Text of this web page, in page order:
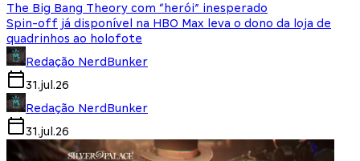
The Big Bang Theory com “herói” inesperado
Spin-off já disponível na HBO Max leva o dono da loja de
quadrinhos ao holofote
Redação NerdBunker
31.jul.26
Redação NerdBunker
31.jul.26